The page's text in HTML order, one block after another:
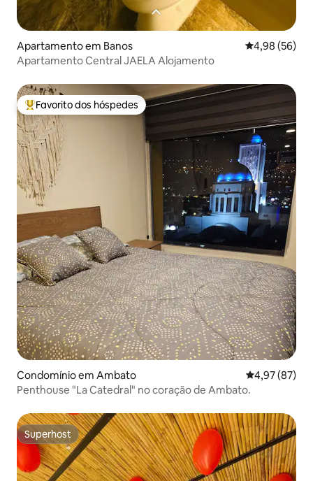
Apartamento em Banos Classificação
4,98 (56)
Apartamento Central JAELA Alojamento
Favoritos dos hóspedes mais apreciados
Favorito dos hóspedes
Condomínio em Ambato Classificação
4,97 (87)
Penthouse "La Catedral" no coração de Ambato.
Superhost
Superhost